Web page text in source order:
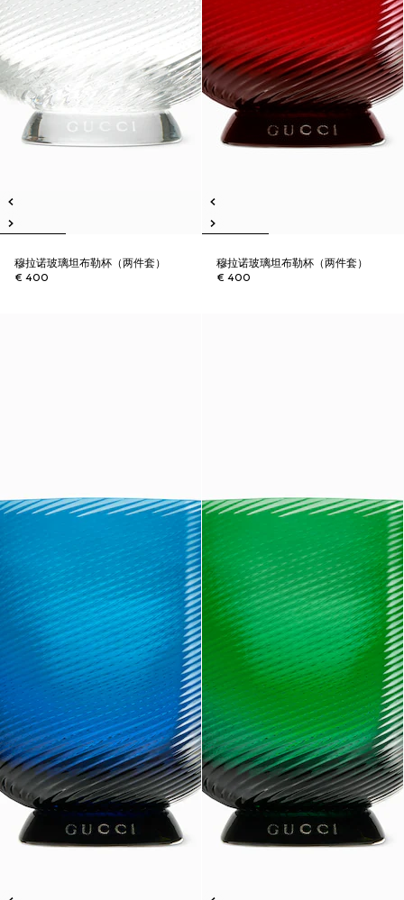
穆拉诺玻璃坦布勒杯（两件套）
€ 400
穆拉诺玻璃坦布勒杯（两件套）
€ 400